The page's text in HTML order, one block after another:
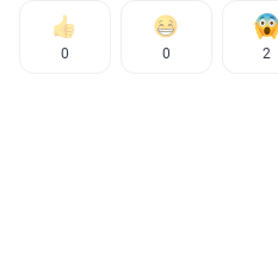
0 0 2